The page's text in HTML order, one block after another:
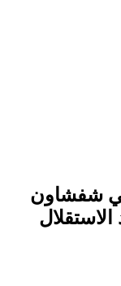
شفشاون